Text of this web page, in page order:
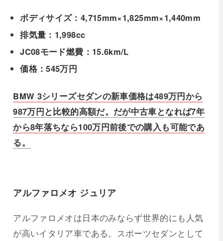
ボディサイズ：4,715mm×1,825mm×1,440mm
排気量：1,998cc
JC08モード燃費：15.6km/L
価格：545万円
BMW 3シリーズセダンの新車価格は489万円から
987万円と比較的高額だ。だが中古車となれば7年
から8年落ちなら100万円前後での購入も可能であ
る。
アルファロメオ ジュリア
アルファロメオは日本のみならず世界的にも人気
が高いイタリア車である。スポーツセダンとして